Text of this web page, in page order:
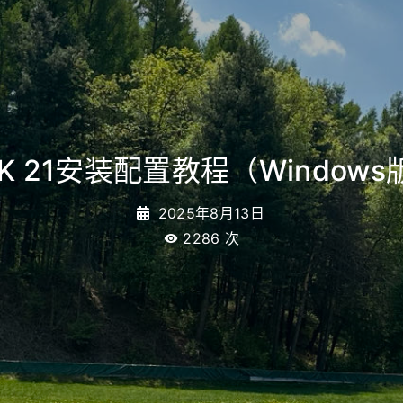
21安装配置教程（Windows
2025年8月13日
2286 次